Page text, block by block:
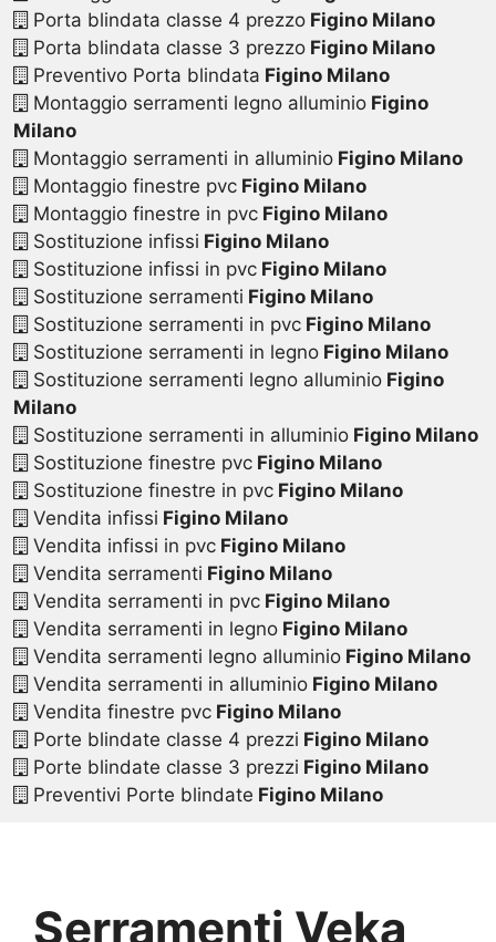
Porta blindata classe 4 prezzoFigino Milano
Porta blindata classe 3 prezzoFigino Milano
Preventivo Porta blindata Figino Milano
Montaggio serramenti legno alluminioFigino
Milano
Montaggio serramenti in alluminioFigino Milano
Montaggio finestre pvcFigino Milano
Montaggio finestre in pvcFigino Milano
Sostituzione infissi Figino Milano
Sostituzione infissi in pvcFigino Milano
Sostituzione serramenti Figino Milano
Sostituzione serramenti in pvcFigino Milano
Sostituzione serramenti in legnoFigino Milano
Sostituzione serramenti legno alluminioFigino
Milano
Sostituzione serramenti in alluminioFigino Milano
Sostituzione finestre pvcFigino Milano
Sostituzione finestre in pvcFigino Milano
Vendita infissi Figino Milano
Vendita infissi in pvcFigino Milano
Vendita serramenti Figino Milano
Vendita serramenti in pvcFigino Milano
Vendita serramenti in legnoFigino Milano
Vendita serramenti legno alluminioFigino Milano
Vendita serramenti in alluminioFigino Milano
Vendita finestre pvcFigino Milano
Porte blindate classe 4 prezzi Figino Milano
Porte blindate classe 3 prezzi Figino Milano
Preventivi Porte blindate Figino Milano
Serramenti Veka